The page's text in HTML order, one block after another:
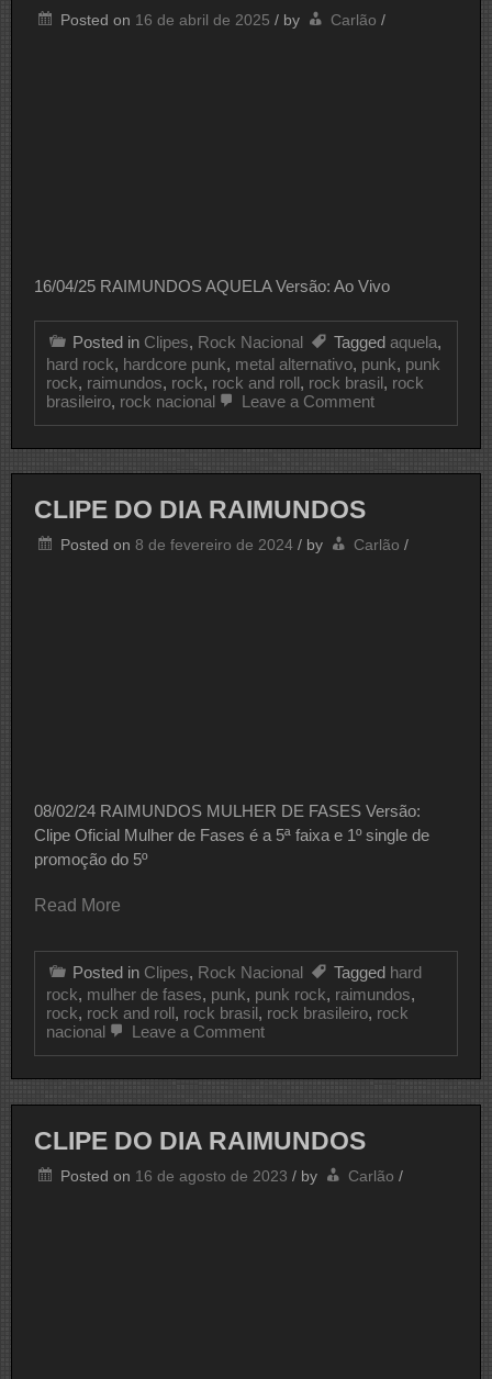
Posted on 16 de abril de 2025 / by Carlão /
16/04/25 RAIMUNDOS AQUELA Versão: Ao Vivo
Posted in Clipes, Rock Nacional Tagged aquela,
hard rock, hardcore punk, metal alternativo, punk, punk
rock, raimundos, rock, rock and roll, rock brasil, rock
brasileiro, rock nacional Leave a Commenton
RAIMUNDOS
CLIPE DO DIA RAIMUNDOS
Posted on 8 de fevereiro de 2024 / by Carlão /
08/02/24 RAIMUNDOS MULHER DE FASES Versão:
Clipe Oficial Mulher de Fases é a 5ª faixa e 1º single de
promoção do 5º
Read More
Posted in Clipes, Rock Nacional Tagged hard
rock, mulher de fases, punk, punk rock, raimundos,
rock, rock and roll, rock brasil, rock brasileiro, rock
nacional
Leave a Commenton
RAIMUNDOS
CLIPE DO DIA RAIMUNDOS
Posted on 16 de agosto de 2023 / by Carlão /